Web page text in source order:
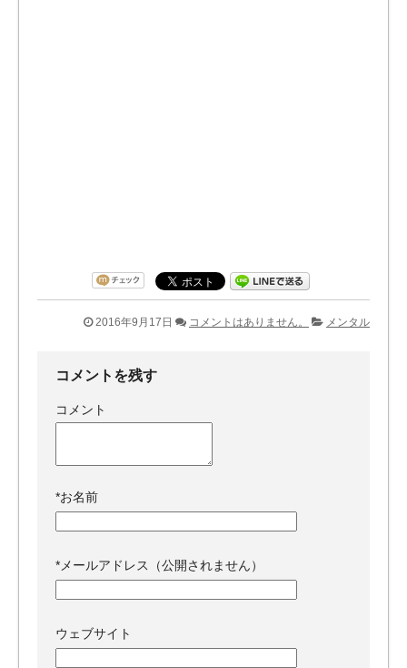
2016年9月17日 コメントはありません。 メンタル
コメントを残す
コメント
*お名前
* メールアドレス（公開されません）
ウェブサイト